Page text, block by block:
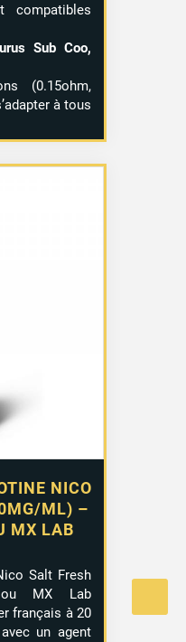
compatibles
Sub Coo,
(0.15ohm,
à tous
NICO
ML) –
MX LAB
Salt Fresh
ou MX Lab
français à 20
un agent